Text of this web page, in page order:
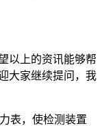
以上的资讯能够帮
大家继续提问，我
表，使检测装置